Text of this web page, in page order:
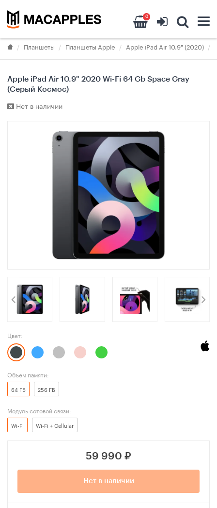
0
Планшеты Планшеты Apple Apple iPad Air 10.9" (2020)
Apple iPad Air 10.9" 2020 Wi-Fi 64 Gb Space Gray
(Серый Космос)
Нет в наличии
Цвет:
Объем памяти:
64 ГБ 256 ГБ
Модуль сотовой связи:
Wi-Fi Wi-Fi + Cellular
59 990 ₽
Нет в наличии